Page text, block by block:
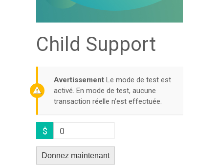
Child Support
Avertissement Le mode de test est
activé. En mode de test, aucune
transaction réelle n’est effectuée.
$ 0
Donnez maintenant